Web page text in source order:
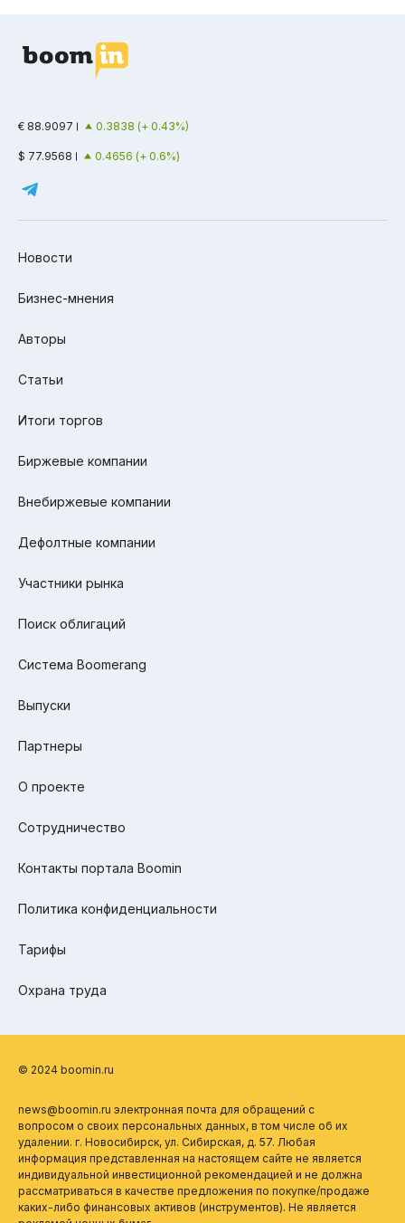
€ 88.9097 0.3838 (+ 0.43%)
$ 77.9568 0.4656 (+ 0.6%)
Новости
Бизнес-мнения
Авторы
Статьи
Итоги торгов
Биржевые компании
Внебиржевые компании
Дефолтные компании
Участники рынка
Поиск облигаций
Система Boomerang
Выпуски
Партнеры
О проекте
Сотрудничество
Контакты портала Boomin
Политика конфиденциальности
Тарифы
Охрана труда
© 2024 boomin.ru
news@boomin.ru электронная почта для обращений с
вопросом о своих персональных данных, в том числе об их
удалении. г. Новосибирск, ул. Сибирская, д. 57. Любая
информация представленная на настоящем сайте не является
индивидуальной инвестиционной рекомендацией и не должна
рассматриваться в качестве предложения по покупке/продаже
каких-либо финансовых активов (инструментов). Не является